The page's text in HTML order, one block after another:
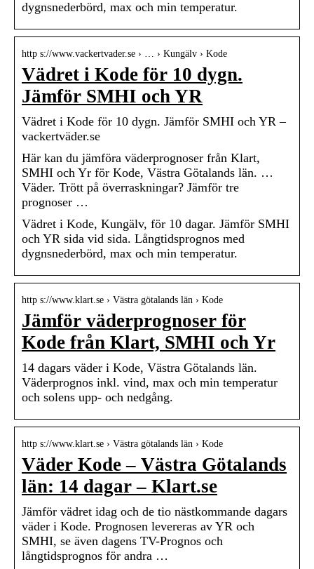
dygnsnederbörd, max och min temperatur.
http s://www.vackertvader.se › … › Kungälv › Kode
Vädret i Kode för 10 dygn.
Jämför SMHI och YR
Vädret i Kode för 10 dygn. Jämför SMHI och YR –
vackertväder.se
Här kan du jämföra väderprognoser från Klart,
SMHI och Yr för Kode, Västra Götalands län. …
Väder. Trött på överraskningar? Jämför tre
prognoser …
Vädret i Kode, Kungälv, för 10 dagar. Jämför SMHI
och YR sida vid sida. Långtidsprognos med
dygnsnederbörd, max och min temperatur.
http s://www.klart.se › Västra götalands län › Kode
Jämför väderprognoser för
Kode från Klart, SMHI och Yr
14 dagars väder i Kode, Västra Götalands län.
Väderprognos inkl. vind, max och min temperatur
och solens upp- och nedgång.
http s://www.klart.se › Västra götalands län › Kode
Väder Kode – Västra Götalands
län: 14 dagar – Klart.se
Jämför vädret idag och de tio nästkommande dagars
väder i Kode. Prognosen levereras av YR och
SMHI, se även dagens TV-Prognos och
långtidsprognos för andra …